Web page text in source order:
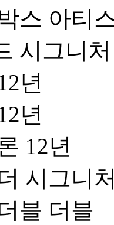
스 아티
시그니
년
년
12년
시그니처
블 더블